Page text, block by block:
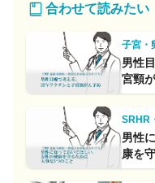
合わせて読みたい
子宮・
男性
宮頸
SRHR
男性
康を
産婦